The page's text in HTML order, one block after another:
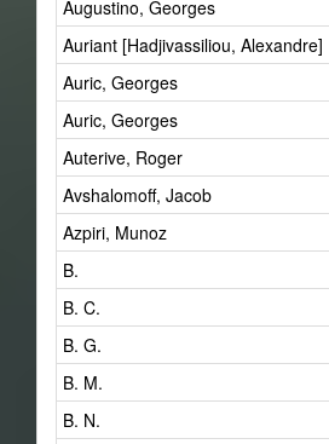
Augustino, Georges
Auriant [Hadjivassiliou, Alexandre]
Auric, Georges
Auric, Georges
Auterive, Roger
Avshalomoff, Jacob
Azpiri, Munoz
B.
B. C.
B. G.
B. M.
B. N.